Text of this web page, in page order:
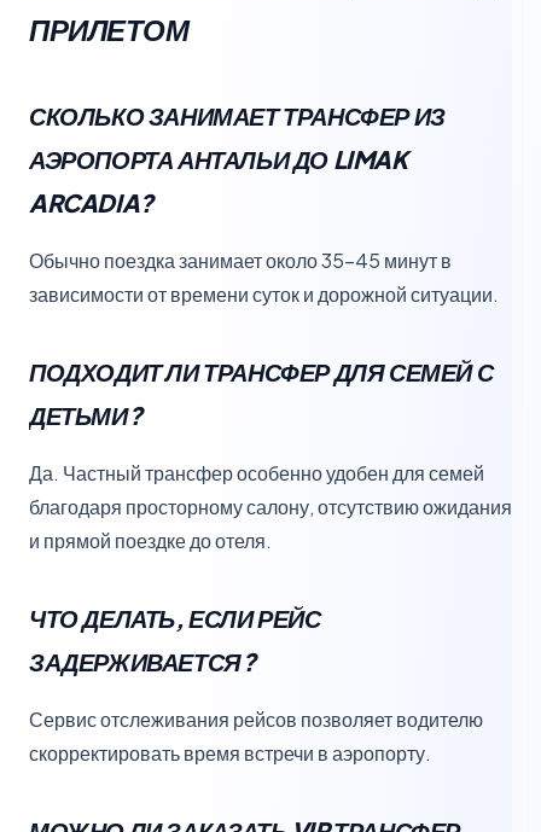
ПРИЛЕТОМ
СКОЛЬКО ЗАНИМАЕТ ТРАНСФЕР ИЗ
АЭРОПОРТА АНТАЛЬИ ДО LIMAK
ARCADIA?
Обычно поездка занимает около 35–45 минут в
зависимости от времени суток и дорожной ситуации.
ПОДХОДИТ ЛИ ТРАНСФЕР ДЛЯ СЕМЕЙ С
ДЕТЬМИ?
Да. Частный трансфер особенно удобен для семей
благодаря просторному салону, отсутствию ожидания
и прямой поездке до отеля.
ЧТО ДЕЛАТЬ, ЕСЛИ РЕЙС
ЗАДЕРЖИВАЕТСЯ?
Сервис отслеживания рейсов позволяет водителю
скорректировать время встречи в аэропорту.